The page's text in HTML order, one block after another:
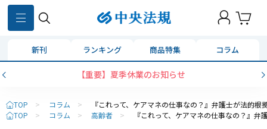
新刊 ランキング 商品特集 コラム
【重要】夏季休業のお知らせ
TOP > コラム >
『これって、ケアマネの仕事なの？』弁護士が法的
TOP
> コラム > 高齢者 > 『これって、ケアマネの仕事なの？』